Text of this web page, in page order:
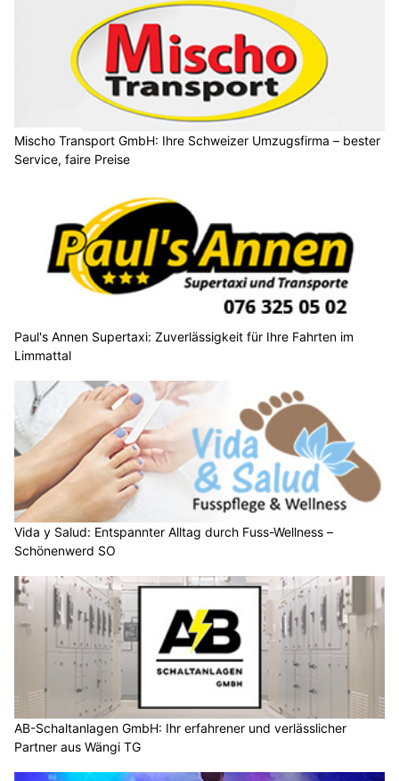
Mischo Transport GmbH: Ihre Schweizer Umzugsfirma – bester
Service, faire Preise
Paul's Annen Supertaxi: Zuverlässigkeit für Ihre Fahrten im
Limmattal
Vida y Salud: Entspannter Alltag durch Fuss-Wellness –
Schönenwerd SO
AB-Schaltanlagen GmbH: Ihr erfahrener und verlässlicher
Partner aus Wängi TG